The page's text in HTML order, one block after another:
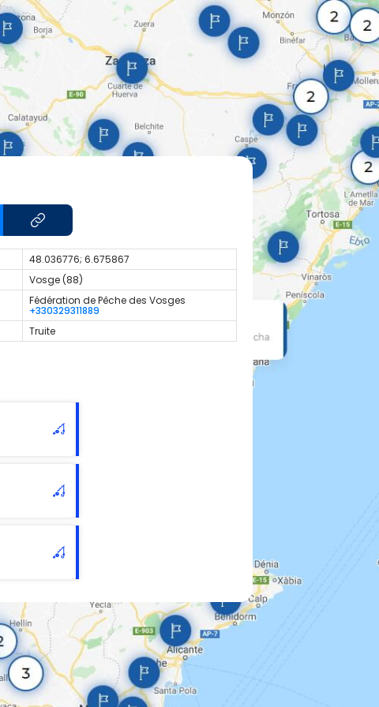
48.036776; 6.675867
Vosge (88)
Fédération de Pêche des Vosges
+330329311889
Truite